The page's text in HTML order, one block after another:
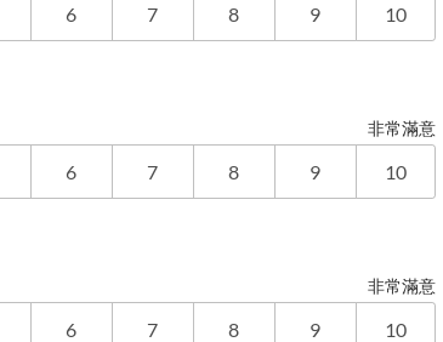
6 7 8 9 10
非常滿意
6 7 8 9 10
非常滿意
6 7 8 9 10